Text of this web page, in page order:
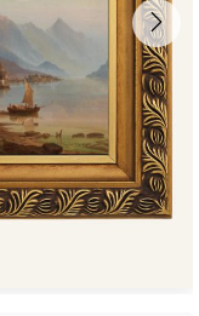
o requinte inconfundível
Canvas 100% Algodão ,
Pigmentação Mineral.
ETERNA
vídeos nas redes